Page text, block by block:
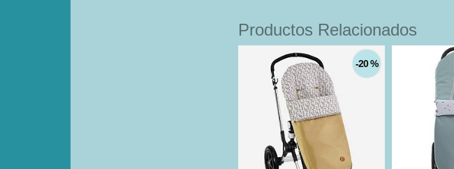
Productos Relacionados
-20 %